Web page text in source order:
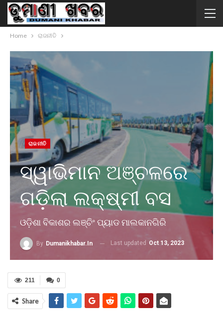
Home ରାଜନୀତି
ରାଜନୀତି
ସ୍ୱାଭିମାନ ଅଞ୍ଚଳରେ
ଗଡ଼ିଲା ଲକ୍ଷ୍ମୀ ବସ
ଓଡ଼ିଶା ବିକାଶର ଲଞ୍ଚିଂ ପ୍ୟାଡ ମାଲକାନଗିରି
By Dumanikhabar.in Last updated Oct 13, 2023
0
211
Share